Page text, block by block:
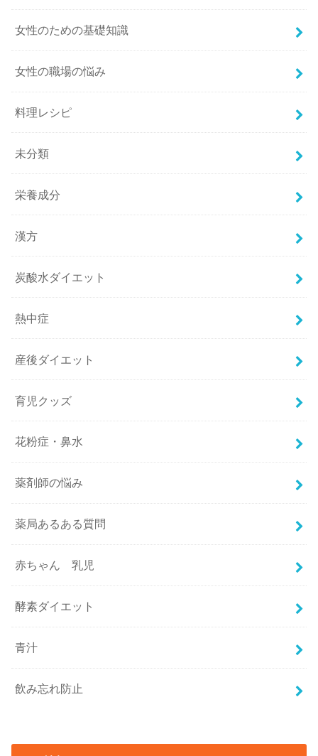
女性のための基礎知識
女性の職場の悩み
料理レシピ
未分類
栄養成分
漢方
炭酸水ダイエット
熱中症
産後ダイエット
育児クッズ
花粉症・鼻水
薬剤師の悩み
薬局あるある質問
赤ちゃん 乳児
酵素ダイエット
青汁
飲み忘れ防止